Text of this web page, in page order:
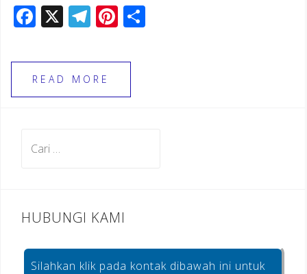
F
c
e
b
o
X T
e
gr
a
Pi
te
e
READ MORE
HUBUNGI KAMI
Silahkan klik pada kontak dibawah ini untuk